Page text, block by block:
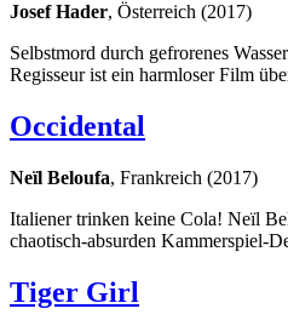
Josef Hader, Österreich (2017)
Selbstmord durch gefrorenes
Regisseur ist ein harmloser Film
Occidental
Neïl Beloufa, Frankreich (2017)
Italiener trinken keine Cola! Neïl
chaotisch-absurden Kammerspiel-
Tiger Girl